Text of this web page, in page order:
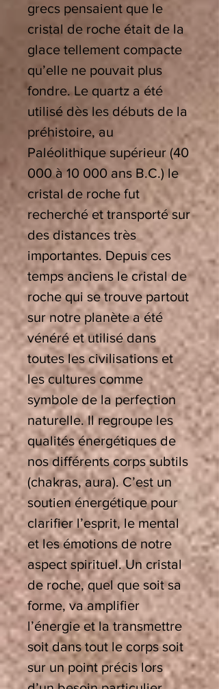
grecs pensaient que le
cristal de roche était de la
glace tellement compacte
qu’elle ne pouvait plus
fondre. Le quartz a été
utilisé dès les débuts de la
préhistoire, au
Paléolithique supérieur (40
000 à 10 000 ans B.C.) le
cristal de roche fut
recherché et transporté sur
des distances très
importantes. Depuis ces
temps anciens le cristal de
roche qui se trouve partout
sur notre planète a été
vénéré et utilisé dans
toutes les civilisations et
les cultures comme
symbole de la perfection
naturelle. Il regroupe les
qualités énergétiques de
nos différents corps subtils
(chakras, aura). C’est un
soutien énergétique pour
clarifier l’esprit, le mental
et les émotions de notre
aspect spirituel. Un cristal
de roche, quel que soit sa
forme, va amplifier
l’énergie et la transmettre
soit dans tout le corps soit
sur un point précis lors